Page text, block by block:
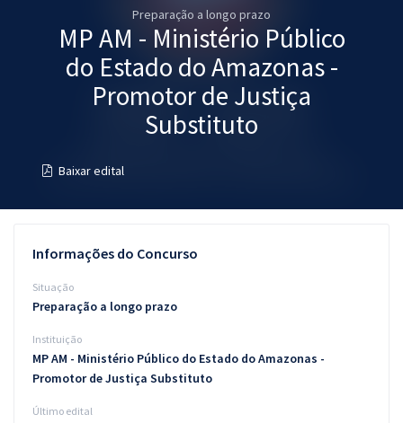
Graduação
Blog
Atendimento
Preparação a longo prazo
MP AM - Ministério Público
do Estado do Amazonas -
Promotor de Justiça
Substituto
Baixar edital
Informações do Concurso
Situação
Preparação a longo prazo
Instituição
MP AM - Ministério Público do Estado do Amazonas -
Promotor de Justiça Substituto
Último edital